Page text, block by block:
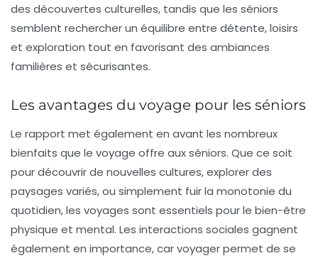
des découvertes culturelles, tandis que les séniors
semblent rechercher un équilibre entre détente, loisirs
et exploration tout en favorisant des ambiances
familières et sécurisantes.
Les avantages du voyage pour les séniors
Le rapport met également en avant les nombreux
bienfaits que le voyage offre aux séniors. Que ce soit
pourdécouvrir de nouvelles cultures, explorer des
paysages variés, ou simplement fuir la monotonie du
quotidien, les voyages sont essentiels pour le bien-être
physique et mental. Les interactions sociales gagnent
également en importance, car voyager permet de se